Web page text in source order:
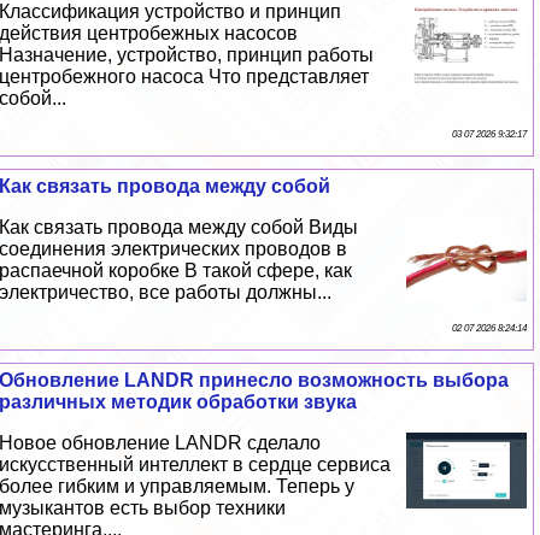
Классификация устройство и принцип
действия центробежных насосов
Назначение, устройство, принцип работы
центробежного насоса Что представляет
собой...
03 07 2026 9:32:17
Как связать провода между собой
Как связать провода между собой Виды
соединения электрических проводов в
распаечной коробке В такой сфере, как
электричество, все работы должны...
02 07 2026 8:24:14
Обновление LANDR принесло возможность выбора
различных методик обработки звука
Новое обновление LANDR сделало
искусственный интеллект в сердце сервиса
более гибким и управляемым. Теперь у
музыкантов есть выбор техники
мастеринга....